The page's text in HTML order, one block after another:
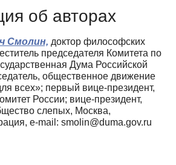
об авторах
Смолин, доктор философских
председателя Комитета по
Дума Российской
общественное движение
всех»; первый вице-президент,
России; вице-президент,
слепых, Москва,
e-mail: smolin@duma.gov.ru